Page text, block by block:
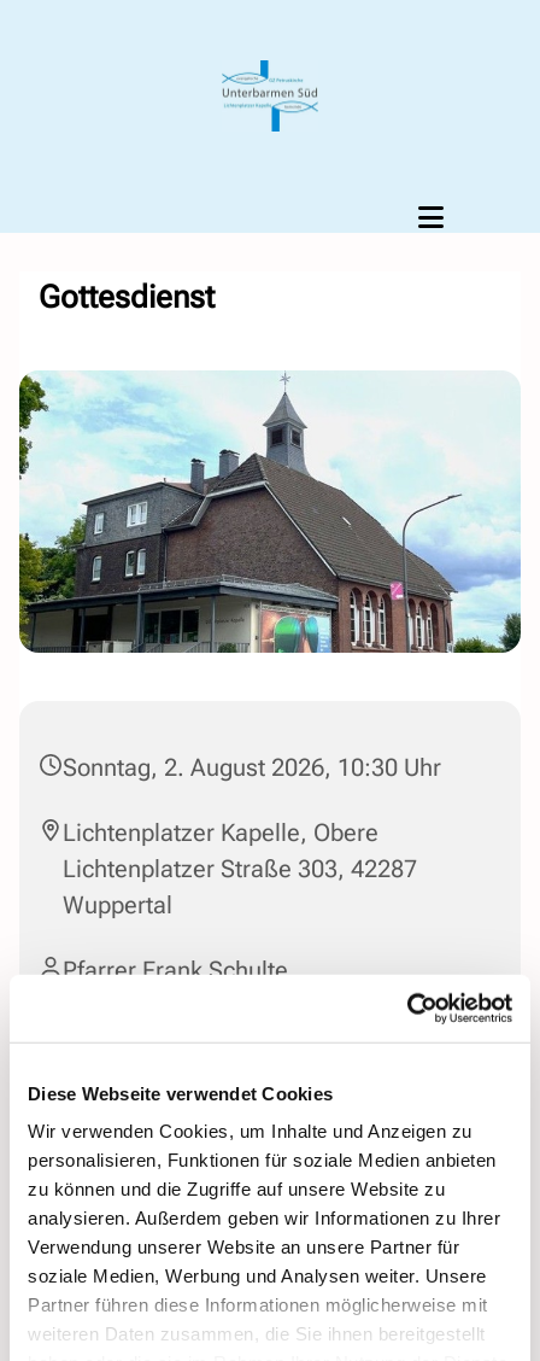
Diese Webseite verwendet Cookies
Wir verwenden Cookies, um Inhalte und Anzeigen zu
personalisieren, Funktionen für soziale Medien anbieten
zu können und die Zugriffe auf unsere Website zu
analysieren. Außerdem geben wir Informationen zu Ihrer
Verwendung unserer Website an unsere Partner für
soziale Medien, Werbung und Analysen weiter. Unsere
Partner führen diese Informationen möglicherweise mit
weiteren Daten zusammen, die Sie ihnen bereitgestellt
Gottesdienst
Sonntag, 2. August 2026, 10:30 Uhr
Lichtenplatzer Kapelle, Obere
Lichtenplatzer Straße 303, 42287
Wuppertal
Pfarrer Frank Schulte